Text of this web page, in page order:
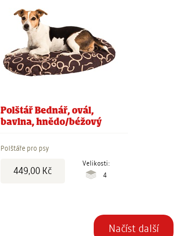
Polštář Bednář, ovál,
bavlna, hnědo/béžový
Polštáře pro psy
449,00 Kč
Velikosti:
4
Stránkování
Načíst další